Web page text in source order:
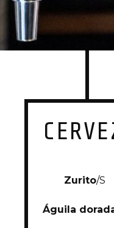
Zurito/S
Águila